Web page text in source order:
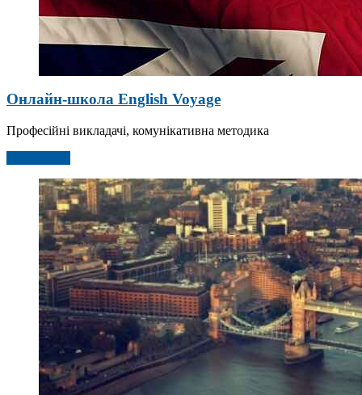
Онлайн-школа English Voyage
Професійні викладачі, комунікативна методика